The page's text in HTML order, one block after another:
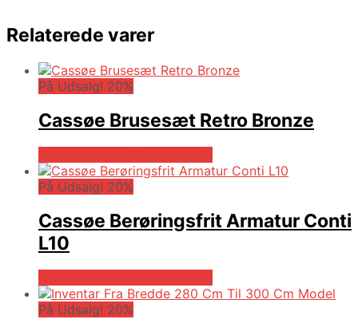
Relaterede varer
På Udsalg! 20%
Cassøe Brusesæt Retro Bronze
På Udsalg! 20%
Cassøe Berøringsfrit Armatur Conti
L10
På Udsalg! 20%